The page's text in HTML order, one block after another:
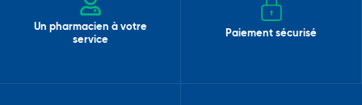
Un pharmacien à votre
service
Paiement sécurisé